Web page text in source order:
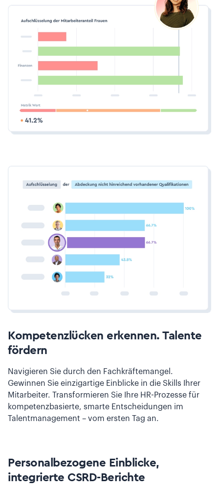
Kompetenzlücken erkennen. Talente
fördern
Navigieren Sie durch den Fachkräftemangel.
Gewinnen Sie einzigartige Einblicke in die Skills Ihrer
Mitarbeiter. Transformieren Sie Ihre HR-Prozesse für
kompetenzbasierte, smarte Entscheidungen im
Talentmanagement – vom ersten Tag an.
Personalbezogene Einblicke,
integrierte CSRD-Berichte